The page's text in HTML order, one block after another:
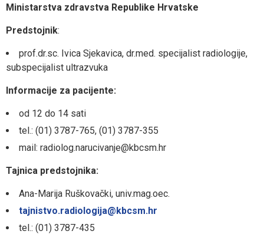
Ministarstva zdravstva Republike Hrvatske
Predstojnik:
prof.dr.sc. Ivica Sjekavica, dr.med. specijalist radiologije,
subspecijalist ultrazvuka
Informacije za pacijente:
od 12 do 14 sati
tel.: (01) 3787-765, (01) 3787-355
mail: radiolog.narucivanje@kbcsm.hr
Tajnica predstojnika:
Ana-Marija Ruškovački, univ.mag.oec.
tajnistvo.radiologija@kbcsm.hr
tel.: (01) 3787-435